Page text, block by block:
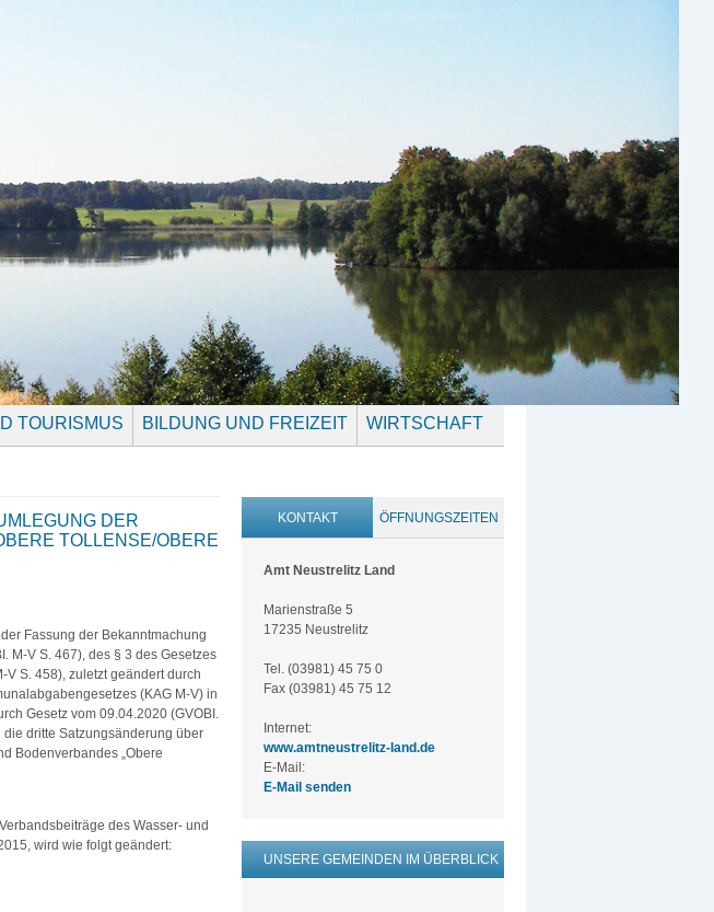
TOURISMUS BILDUNG UND FREIZEIT WIRTSCHAFT
DER
TOLLENSE/OBERE
Fassung der Bekanntmachung
M-V S. 467), des § 3 des Gesetzes
S. 458), zuletzt geändert durch
(KAG M-V) in
Gesetz vom 09.04.2020 (GVOBI.
dritte Satzungsänderung über
Bodenverbandes „Obere
des Wasser- und
wird wie folgt geändert:
KONTAKT ÖFFNUNGSZEITEN
Amt Neustrelitz Land
Marienstraße 5
17235 Neustrelitz
Tel. (03981) 45 75 0
Fax (03981) 45 75 12
Internet:
www.amtneustrelitz-land.de
E-Mail:
E-Mail senden
UNSERE GEMEINDEN IM ÜBERBLICK